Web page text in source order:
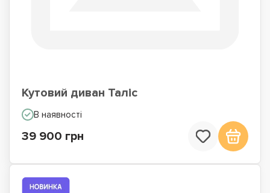
Кутовий диван Таліс
В наявності
39 900 грн